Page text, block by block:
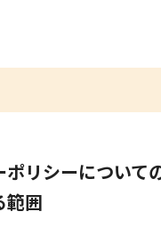
ポリシーについて
範囲